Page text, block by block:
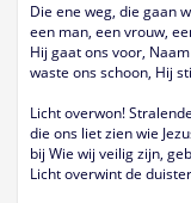
Die ene weg, die gaan
een man, een vrouw,
Hij gaat ons voor,
waste ons schoon, Hij
Licht overwon!
die ons liet zien wie
bij Wie wij veilig zijn,
Licht overwint de